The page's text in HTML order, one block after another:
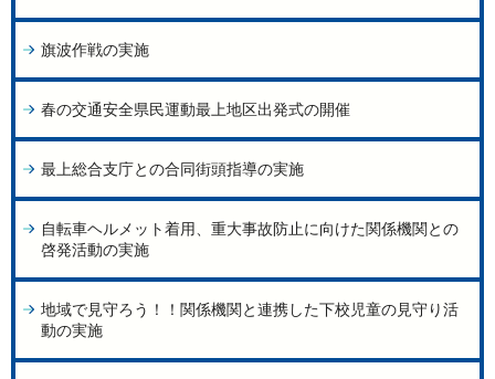
旗波作戦の実施
春の交通安全県民運動最上地区出発式の開催
最上総合支庁との合同街頭指導の実施
自転車ヘルメット着用、重大事故防止に向けた関係機関との
啓発活動の実施
地域で見守ろう！！関係機関と連携した下校児童の見守り活
動の実施